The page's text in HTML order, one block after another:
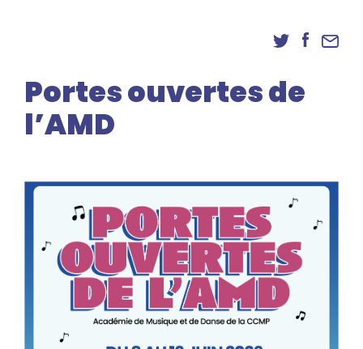
Accès élèves et familles
Portes ouvertes de
l’AMD